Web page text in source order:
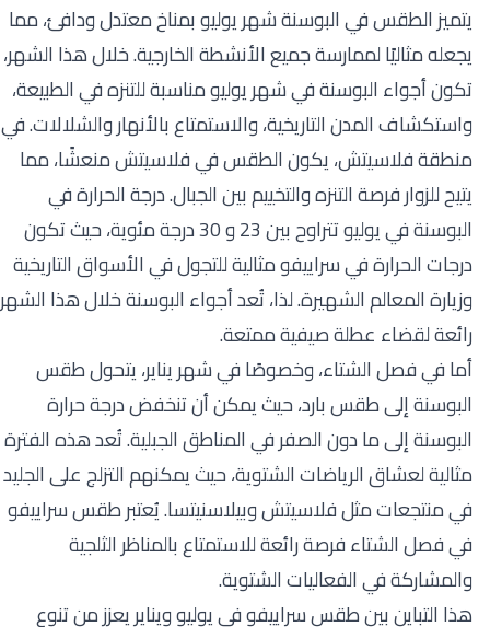
يتميز الطقس في البوسنة شهر يوليو بمناخ معتدل ودافئ، مما
يجعله مثاليًا لممارسة جميع الأنشطة الخارجية. خلال هذا الشهر،
تكون أجواء البوسنة في شهر يوليو مناسبة للتنزه في الطبيعة،
واستكشاف المدن التاريخية، والاستمتاع بالأنهار والشلالات. في
منطقة فلاسيتش، يكون الطقس في فلاسيتش منعشًا، مما
يتيح للزوار فرصة التنزه والتخييم بين الجبال. درجة الحرارة في
البوسنة في يوليو تتراوح بين 23 و 30 درجة مئوية، حيث تكون
درجات الحرارة في سراييفو مثالية للتجول في الأسواق التاريخية
وزيارة المعالم الشهيرة. لذا، تُعد أجواء البوسنة خلال هذا الشهر
رائعة لقضاء عطلة صيفية ممتعة.
أما في فصل الشتاء، وخصوصًا في شهر يناير، يتحول طقس
البوسنة إلى طقس بارد، حيث يمكن أن تنخفض درجة حرارة
البوسنة إلى ما دون الصفر في المناطق الجبلية. تُعد هذه الفترة
مثالية لعشاق الرياضات الشتوية، حيث يمكنهم التزلج على الجليد
في منتجعات مثل فلاسيتش وبيلاسنيتسا. يُعتبر طقس سراييفو
في فصل الشتاء فرصة رائعة للاستمتاع بالمناظر الثلجية
والمشاركة في الفعاليات الشتوية.
هذا التباين بين طقس سراييفو في يوليو ويناير يعزز من تنوع